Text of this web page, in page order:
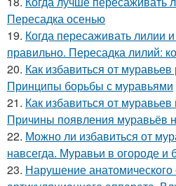
Пересадка осенью
19. Когда пересаживать лилии и
правильно. Пересадка лилий:
20. Как избавиться от муравьев
Принципы борьбы с муравьями
21. Как избавиться от
Причины появления муравьёв
22. Можно ли избавиться от
навсегда. Муравьи в огороде и
23. Нарушение анатомического